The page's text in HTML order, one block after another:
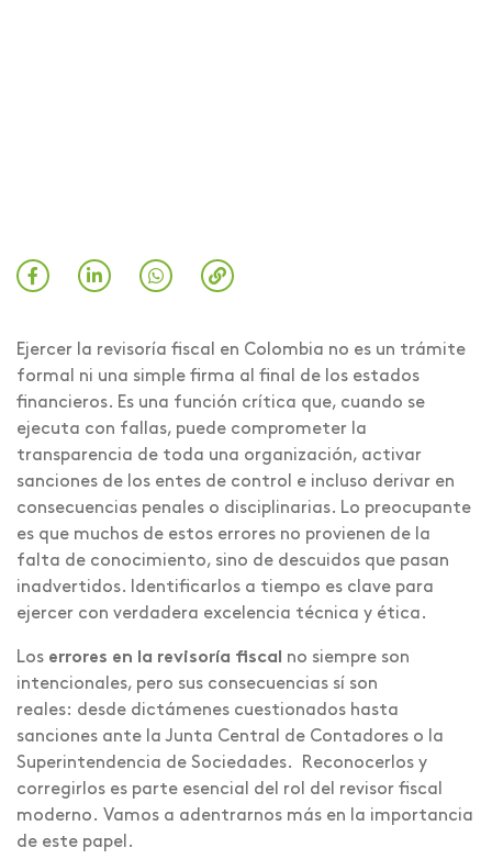
Ejercer la revisoría fiscal en Colombia no es un trámite
formal ni una simple firma al final de los estados
financieros. Es una función crítica que, cuando se
ejecuta con fallas, puede comprometer la
transparencia de toda una organización, activar
sanciones de los entes de control e incluso derivar en
consecuencias penales o disciplinarias. Lo preocupante
es que muchos de estos errores no provienen de la
falta de conocimiento, sino de descuidos que pasan
inadvertidos. Identificarlos a tiempo es clave para
ejercer con verdadera excelencia técnica y ética.
Los errores en la revisoría fiscal no siempre son
intencionales, pero sus consecuencias sí son
reales: desde dictámenes cuestionados hasta
sanciones ante la Junta Central de Contadores o la
Superintendencia de Sociedades. Reconocerlos y
corregirlos es parte esencial del rol del revisor fiscal
moderno. Vamos a adentrarnos más en la importancia
de este papel.